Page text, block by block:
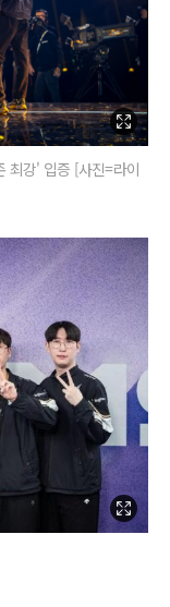
최강' 입증 [사진=라이